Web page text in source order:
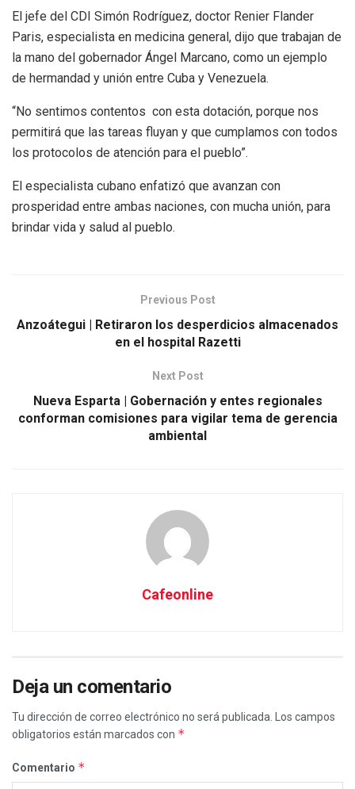
El jefe del CDI Simón Rodríguez, doctor Renier Flander
Paris, especialista en medicina general, dijo que trabajan de
la mano del gobernador Ángel Marcano, como un ejemplo
de hermandad y unión entre Cuba y Venezuela.
“No sentimos contentos con esta dotación, porque nos
permitirá que las tareas fluyan y que cumplamos con todos
los protocolos de atención para el pueblo”.
El especialista cubano enfatizó que avanzan con
prosperidad entre ambas naciones, con mucha unión, para
brindar vida y salud al pueblo.
Previous Post
Anzoátegui | Retiraron los desperdicios almacenados
en el hospital Razetti
Next Post
Nueva Esparta | Gobernación y entes regionales
conforman comisiones para vigilar tema de gerencia
ambiental
Cafeonline
Deja un comentario
Tu dirección de correo electrónico no será publicada.
Los campos
obligatorios están marcados con *
Comentario *